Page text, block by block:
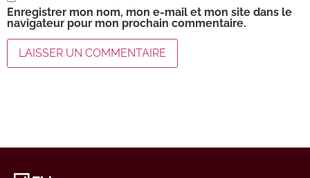
Enregistrer mon nom, mon e-mail et mon site dans le
navigateur pour mon prochain commentaire.